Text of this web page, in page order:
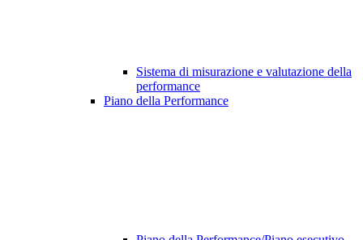
Sistema di misurazione e valutazione della
performance
Piano della Performance